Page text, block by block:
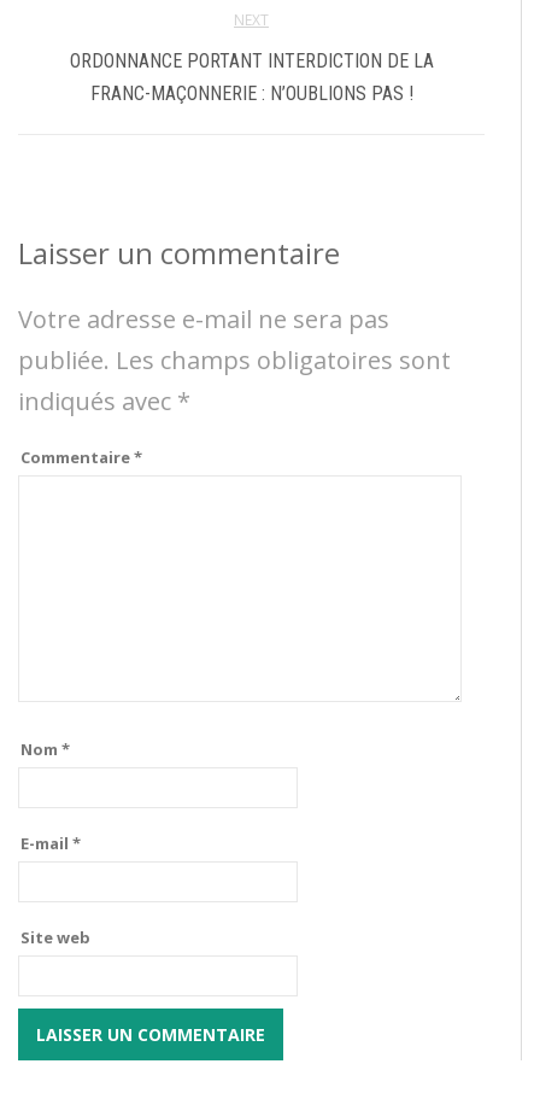
NEXT
ORDONNANCE PORTANT INTERDICTION DE LA
FRANC-MAÇONNERIE : N’OUBLIONS PAS !
Laisser un commentaire
Votre adresse e-mail ne sera pas
publiée. Les champs obligatoires sont
indiqués avec *
Commentaire*
Nom *
E-mail *
Site web